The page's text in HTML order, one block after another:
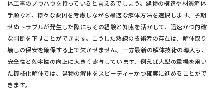
体工事のノウハウを持っていると言えるでしょう。建物の構造や材質解体
手順など、様々な要因を考慮しながら最適な解体方法を選択します。予期
せぬトラブルが発生した際にもその経験と知恵を活かして、迅速かつ的確
な判断を下すことができます。こうした熟練の技術者の存在は、解体取り
壊しの保安を確保する上で欠かせません。一方最新の解体技術の導入も、
安全性と効率性の向上に大きく寄与しています。例えば大型の重機を用い
た機械化解体では、建物の解体をスピーディーかつ確実に進めることがで
きます。